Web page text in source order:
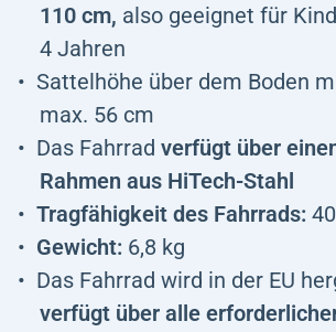
110 cm, also geeignet für
4 Jahren
Sattelhöhe über dem Boden
max. 56 cm
Das Fahrrad verfügt über
Rahmen aus HiTech-Stahl
Tragfähigkeit des Fahrrads:
Gewicht: 6,8 kg
Das Fahrrad wird in der EU
verfügt über alle